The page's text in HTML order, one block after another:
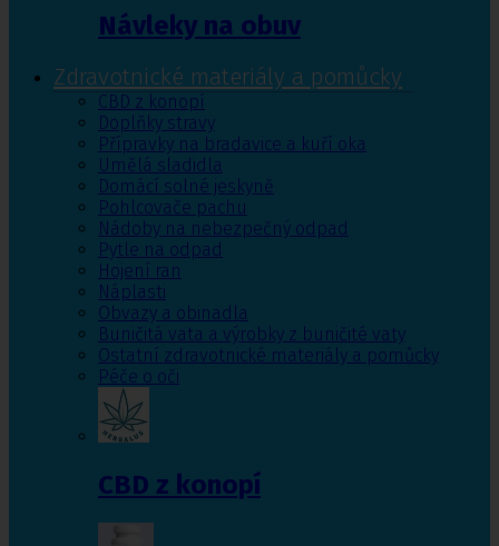
Návleky na obuv
Zdravotnické materiály a pomůcky
CBD z konopí
Doplňky stravy
Přípravky na bradavice a kuří oka
Umělá sladidla
Domácí solné jeskyně
Pohlcovače pachu
Nádoby na nebezpečný odpad
Pytle na odpad
Hojení ran
Náplasti
Obvazy a obinadla
Buničitá vata a výrobky z buničité vaty
Ostatní zdravotnické materiály a pomůcky
Péče o oči
CBD z konopí